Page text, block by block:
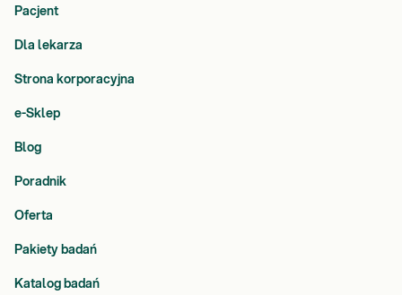
Pacjent
Dla lekarza
Strona korporacyjna
e-Sklep
Blog
Poradnik
Oferta
Pakiety badań
Katalog badań